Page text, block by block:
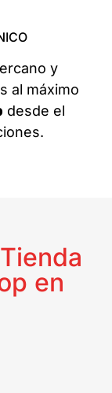
y
al máximo
desde el
en